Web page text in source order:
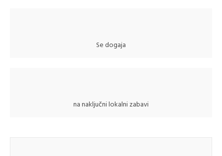
Se dogaja
na naključni lokalni zabavi